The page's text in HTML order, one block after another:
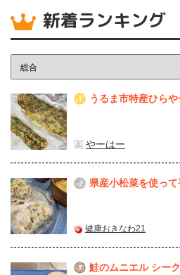
新着ランキング
1 うるま市特産ひら
やーはー
2 県産⼩松菜を使っ
健康おきなわ21
3 鮭のムニエル シー